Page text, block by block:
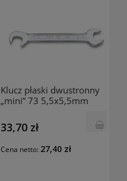
Klucz płaski dwustronny
„mini” 73 5,5x5,5mm
33,70 zł
Cena netto: 27,40 zł